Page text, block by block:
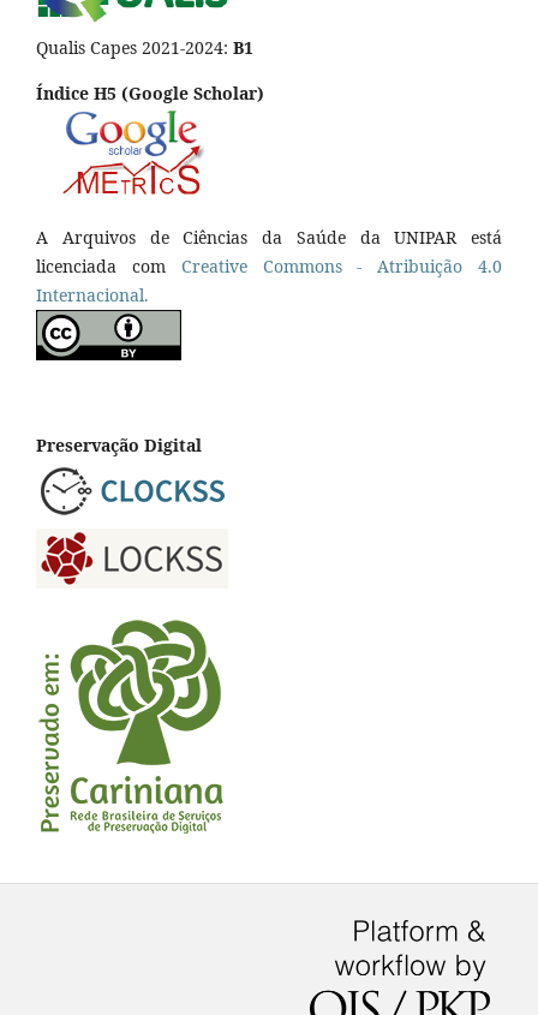
Qualis Capes 2021-2024: B1
Índice H5 (Google Scholar)
A Arquivos de Ciências da Saúde da UNIPAR está
licenciada com Creative Commons - Atribuição 4.0
Internacional.
Preservação Digital